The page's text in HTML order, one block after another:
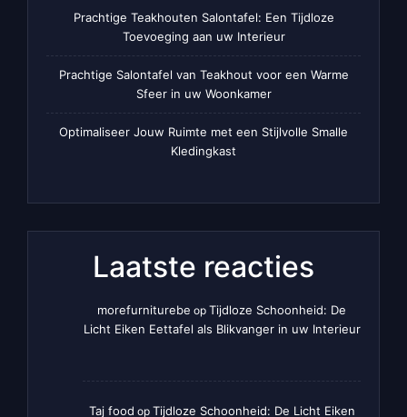
Prachtige Teakhouten Salontafel: Een Tijdloze
Toevoeging aan uw Interieur
Prachtige Salontafel van Teakhout voor een Warme
Sfeer in uw Woonkamer
Optimaliseer Jouw Ruimte met een Stijlvolle Smalle
Kledingkast
Laatste reacties
morefurniturebe op Tijdloze Schoonheid: De
Licht Eiken Eettafel als Blikvanger in uw Interieur
Taj food op Tijdloze Schoonheid: De Licht Eiken